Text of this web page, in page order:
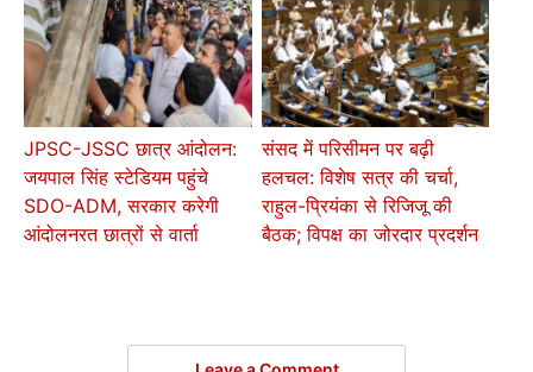
JPSC-JSSC छात्र आंदोलन:
जयपाल सिंह स्टेडियम पहुंचे
SDO-ADM, सरकार करेगी
आंदोलनरत छात्रों से वार्ता
संसद में परिसीमन पर बढ़ी
हलचल: विशेष सत्र की चर्चा,
राहुल-प्रियंका से रिजिजू की
बैठक; विपक्ष का जोरदार प्रदर्शन